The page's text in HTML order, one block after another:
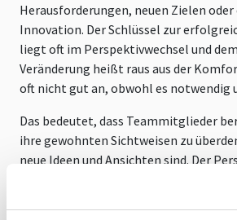
Herausforderungen, neuen Zielen oder
Innovation. Der Schlüssel zur
liegt oft im Perspektivwechsel und
Veränderung heißt raus aus der
oft nicht gut an, obwohl es notwendig
Das bedeutet, dass Teammitglieder
ihre gewohnten Sichtweisen zu
neue Ideen und Ansichten sind. Der
ermöglicht es, bisherige Annahmen
infrage zu stellen und neue